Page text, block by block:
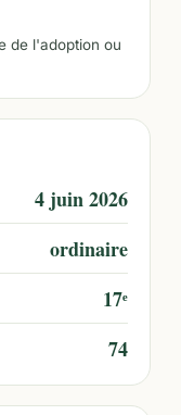
de l'adoption ou
4 juin 2026
ordinaire
17ᵉ
74